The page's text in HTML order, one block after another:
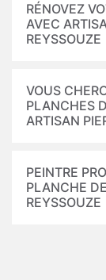
RÉNOVEZ
AVEC
REYSSOUZE
VOUS
PLANCHES
ARTISAN
PEINTRE
PLANCHE
REYSSOUZE